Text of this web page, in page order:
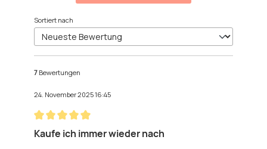
Sortiert nach
7 Bewertungen
24. November 2025 16:45
Bewertung mit 5 von 5 Sternen
Kaufe ich immer wieder nach